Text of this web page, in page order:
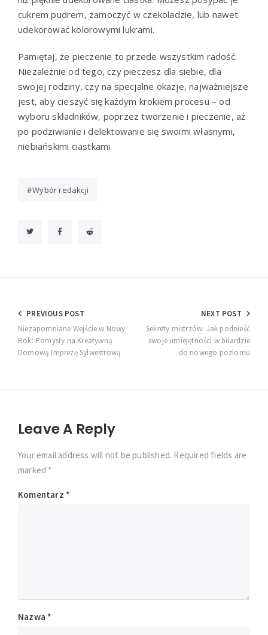
cukrem pudrem, zamoczyć w czekoladzie, lub nawet
udekorować kolorowymi lukrami.
Pamiętaj, że pieczenie to przede wszystkim radość.
Niezależnie od tego, czy pieczesz dla siebie, dla
swojej rodziny, czy na specjalne okazje, najważniejsze
jest, aby cieszyć się każdym krokiem procesu – od
wyboru składników, poprzez tworzenie i pieczenie, aż
po podziwianie i delektowanie się swoimi własnymi,
niebiańskimi ciastkami.
Wybór redakcji
Nawigacja
wpisu
PREVIOUS POST
Niezapomniane Wejście w Nowy
Rok: Pomysły na Kreatywną
Domową Imprezę Sylwestrową
NEXT POST
Sekrety mistrzów: Jak podnieść
swoje umiejętności w bilardzie
do nowego poziomu
Leave A Reply
Your email address will not be published. Required fields are
marked *
Komentarz *
Nazwa *